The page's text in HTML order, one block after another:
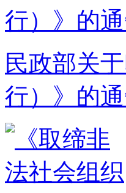
民政部关
行）》的